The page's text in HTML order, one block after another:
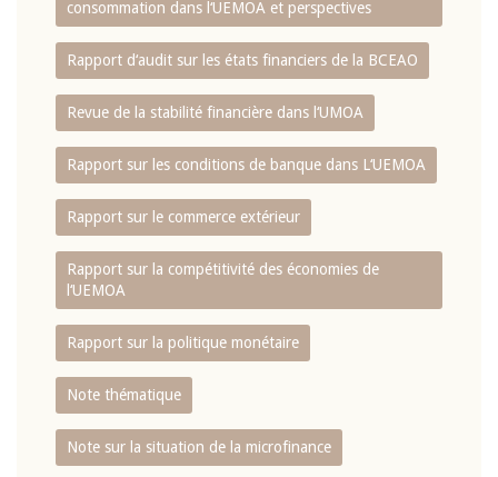
consommation dans l‘UEMOA et perspectives
Rapport d‘audit sur les états financiers de la BCEAO
Revue de la stabilité financière dans l‘UMOA
Rapport sur les conditions de banque dans L‘UEMOA
Rapport sur le commerce extérieur
Rapport sur la compétitivité des économies de
l‘UEMOA
Rapport sur la politique monétaire
Note thématique
Note sur la situation de la microfinance